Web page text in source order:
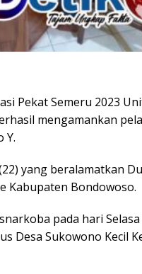
Pekat Semeru 2023
mengamankan
Y.
yang beralamatkan
Kabupaten Bondowoso.
pada hari
Desa Sukowono Kecil